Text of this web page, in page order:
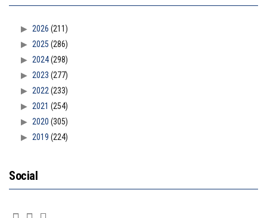
2026 (211)
2025 (286)
2024(298)
2023 (277)
2022 (233)
2021 (254)
2020 (305)
2019 (224)
Social